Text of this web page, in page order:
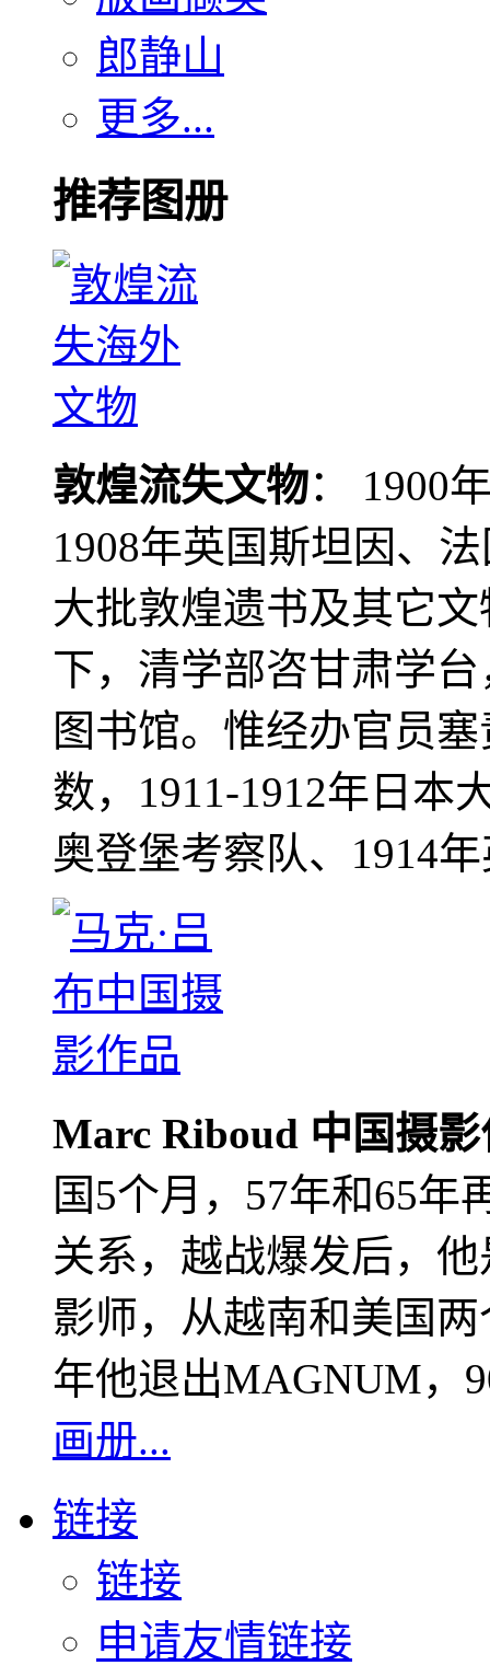
郎静山
更多...
推荐图册
敦煌流失文物： 1900
1908年英国斯坦因、
大批敦煌遗书及其它
下，清学部咨甘肃学
图书馆。惟经办官员
数，1911-1912年日本
奥登堡考察队、1914
Marc Riboud 中国摄
国5个月，57年和65年
关系，越战爆发后，
影师，从越南和美国
年他退出MAGNUM，
画册...
链接
链接
申请友情链接